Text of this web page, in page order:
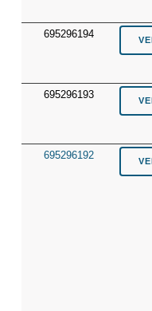
695296194
695296193
695296192